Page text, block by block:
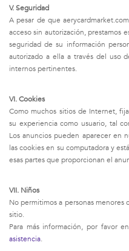
V. Seguridad
A pesar de que
acceso sin autorización, prestamos
seguridad de su información
autorizado a ella a través del uso
internos pertinentes.
VI. Cookies
Como muchos sitios de Internet,
su experiencia como usuario, tal
Los anuncios pueden aparecer en
las cookies en su computadora y
esas partes que proporcionan el
VII. Niños
No permitimos a personas menores
sitio.
Para más información, por favor
asistencia.